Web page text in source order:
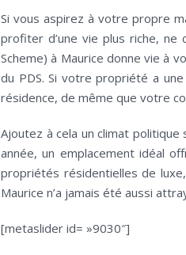
Si vous aspirez à votre propre
profiter d’une vie plus riche, ne
Scheme) à Maurice donne vie à
du PDS. Si votre propriété a
résidence, de même que votre
Ajoutez à cela un climat
année, un emplacement idéal
propriétés résidentielles de
Maurice n’a jamais été aussi
[metaslider id= »9030″]